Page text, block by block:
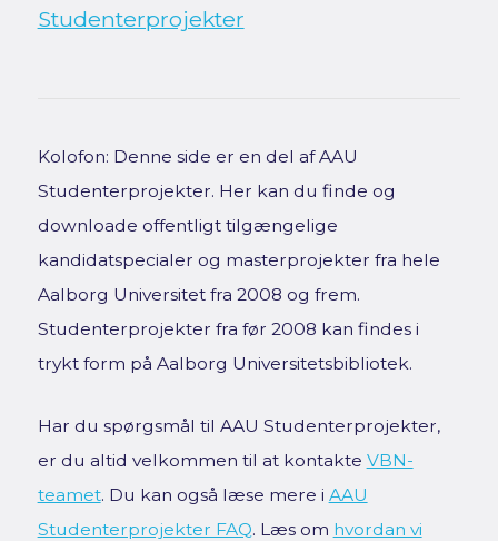
Studenterprojekter
Kolofon: Denne side er en del af AAU
Studenterprojekter. Her kan du finde og
downloade offentligt tilgængelige
kandidatspecialer og masterprojekter fra hele
Aalborg Universitet fra 2008 og frem.
Studenterprojekter fra før 2008 kan findes i
trykt form på Aalborg Universitetsbibliotek.
Har du spørgsmål til AAU Studenterprojekter,
er du altid velkommen til at kontakte VBN-
teamet. Du kan også læse mere i AAU
Studenterprojekter FAQ. Læs om hvordan vi